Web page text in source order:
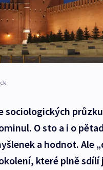
sociologických
O sto a i o
a hodnot. Ale
které plně sdílí